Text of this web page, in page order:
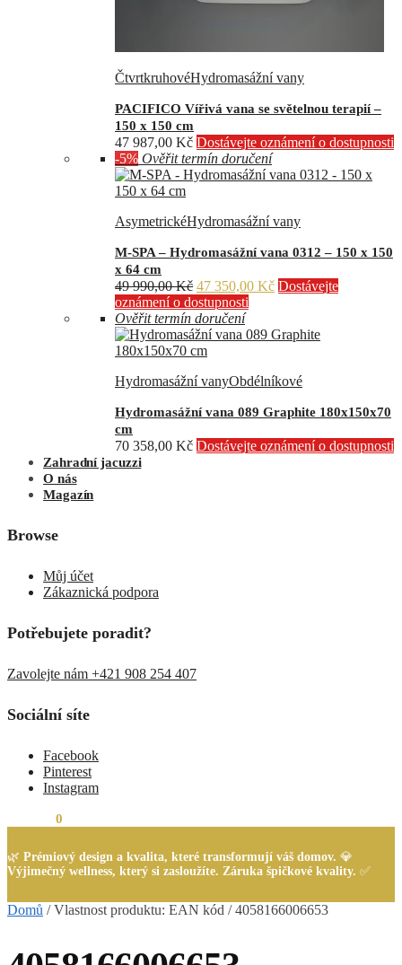
ČtvrtkruhovéHydromasážní vany
PACIFICO Vířivá vana se světelnou terapií –
150 x 150 cm
47 987,00 Kč Dostávejte oznámení o dostupnosti
-5% Ověřit termín doručení
AsymetrickéHydromasážní vany
M-SPA – Hydromasážní vana 0312 – 150 x 150
x 64 cm
49 990,00Kč Původní
cena
byla:
49
990,00 Kč.
47 350,00 KčAktuální
47
Dostávejte
oznámení o dostupnosti
Ověřit termín doručení
Hydromasážní vanyObdélníkové
Hydromasážní vana 089 Graphite 180x150x70
cm
70 358,00 Kč Dostávejte oznámení o dostupnosti
Zahradní jacuzzi
O nás
Magazín
Browse
Můj účet
Zákaznická podpora
Potřebujete poradit?
Zavolejte nám +421 908 254 407
Sociální síte
Facebook
Pinterest
Instagram
0
🌿 Prémiový design a kvalita, které transformují váš domov. 💎
Výjimečný wellness, který si zasloužíte. Záruka špičkové kvality. ✅
Domů /Vlastnost produktu: EAN kód /4058166006653